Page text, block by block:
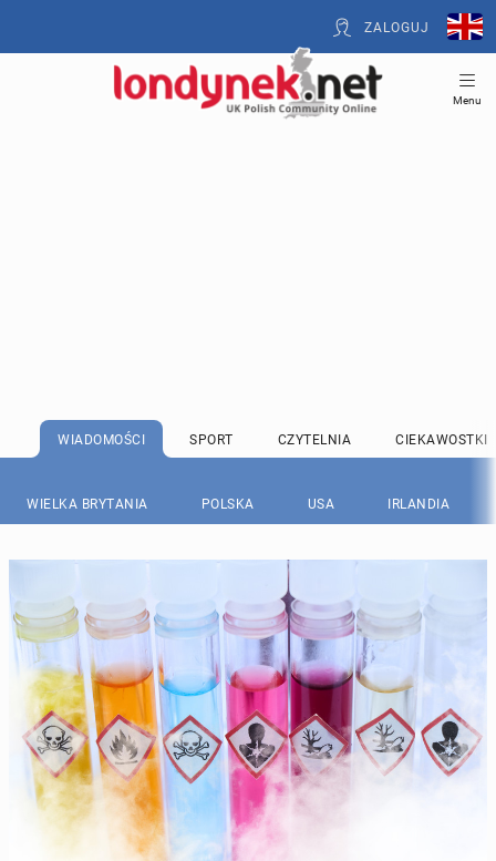
ZALOGUJ
Menu
WIADOMOŚCI SPORT CZYTELNIA CIEKAWOSTKI
WIELKA BRYTANIA POLSKA USA IRLANDIA